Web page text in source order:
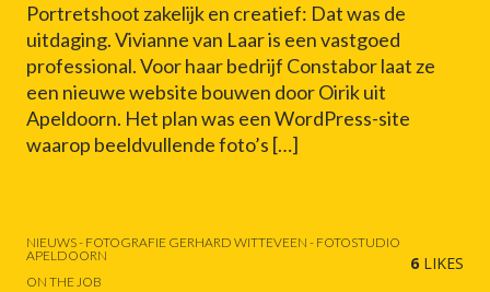
Portretshoot zakelijk en creatief: Dat was de
uitdaging. Vivianne van Laar is een vastgoed
professional. Voor haar bedrijf Constabor laat ze
een nieuwe website bouwen door Oirik uit
Apeldoorn. Het plan was een WordPress-site
waarop beeldvullende foto’s […]
NIEUWS - FOTOGRAFIE GERHARD WITTEVEEN - FOTOSTUDIO
APELDOORN
ON THE JOB
6 LIKES